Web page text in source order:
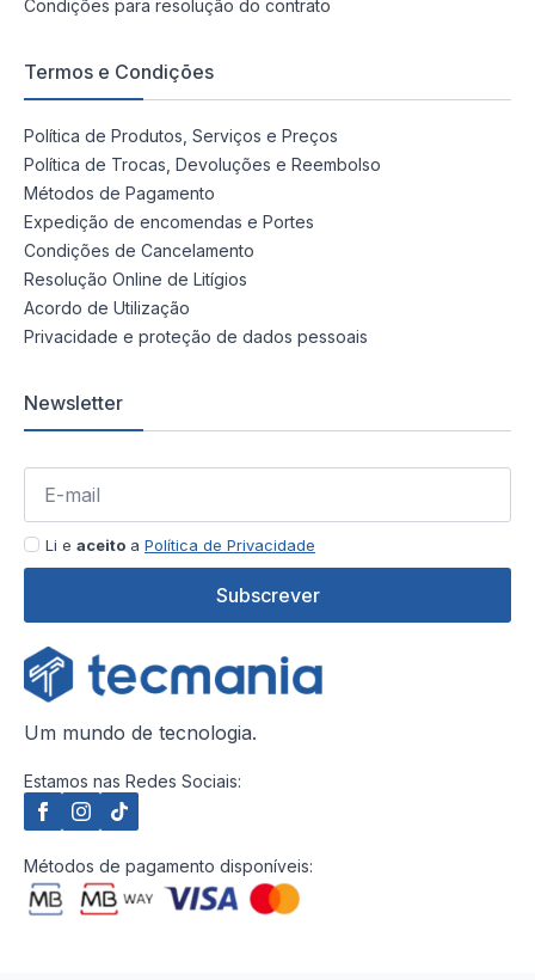
Condições para resolução do contrato
Termos e Condições
Política de Produtos, Serviços e Preços
Política de Trocas, Devoluções e Reembolso
Métodos de Pagamento
Expedição de encomendas e Portes
Condições de Cancelamento
Resolução Online de Litígios
Acordo de Utilização
Privacidade e proteção de dados pessoais
Newsletter
Li e aceito a Política de Privacidade
Subscrever
Um mundo de tecnologia.
Estamos nas Redes Sociais:
Métodos de pagamento disponíveis: